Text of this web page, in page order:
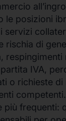
le posizioni
servizi
rischia di
respingimenti
IVA,
o richieste di
più frequenti: